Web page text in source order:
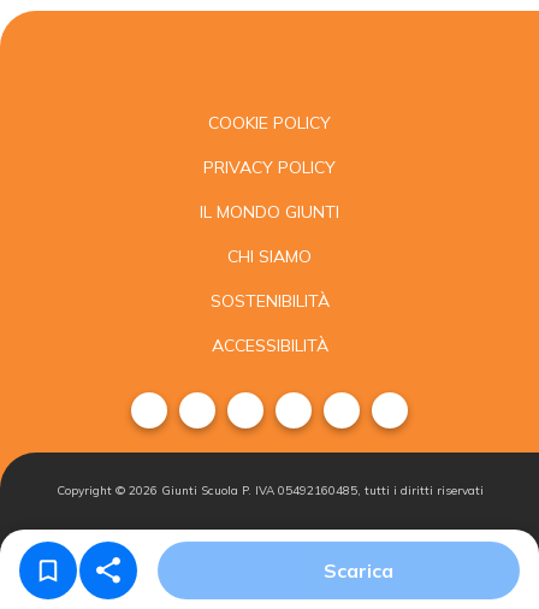
Scarica
COOKIE POLICY
PRIVACY POLICY
IL MONDO GIUNTI
CHI SIAMO
SOSTENIBILITÀ
ACCESSIBILITÀ
Copyright © 2026 Giunti Scuola P. IVA 05492160485, tutti i diritti riservati
Condizioni di
vendita
Gestisci i
Iscriviti alla
newsletter